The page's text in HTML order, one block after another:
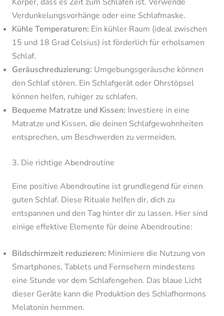
Verdunkelungsvorhänge oder eine Schlafmaske.
Kühle Temperaturen: Ein kühler Raum (ideal zwischen
15 und 18 Grad Celsius) ist förderlich für erholsamen
Schlaf.
Geräuschreduzierung: Umgebungsgeräusche können
den Schlaf stören. Ein Schlafgerät oder Ohrstöpsel
können helfen, ruhiger zu schlafen.
Bequeme Matratze und Kissen: Investiere in eine
Matratze und Kissen, die deinen Schlafgewohnheiten
entsprechen, um Beschwerden zu vermeiden.
3. Die richtige Abendroutine
Eine positive Abendroutine ist grundlegend für einen
guten Schlaf. Diese Rituale helfen dir, dich zu
entspannen und den Tag hinter dir zu lassen. Hier sind
einige effektive Elemente für deine Abendroutine:
Bildschirmzeit reduzieren: Minimiere die Nutzung von
Smartphones, Tablets und Fernsehern mindestens
eine Stunde vor dem Schlafengehen. Das blaue Licht
dieser Geräte kann die Produktion des Schlafhormons
Melatonin hemmen.